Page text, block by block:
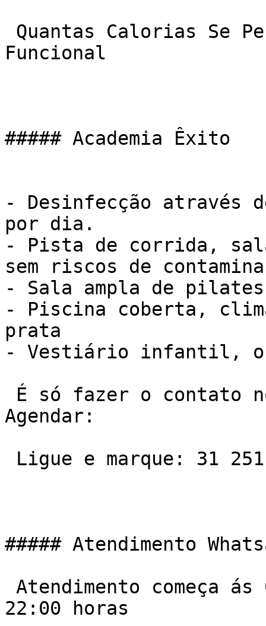
Funcional
##### Academia Êxito
- Desinfecção
por dia.
- Pista de corrida,
sem riscos de
- Sala ampla de pilates
- Piscina coberta,
prata
- Vestiário infantil, o
Agendar:
##### Atendimento
22:00 horas